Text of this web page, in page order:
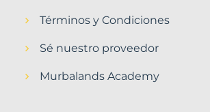
Términos y Condiciones
Sé nuestro proveedor
Murbalands Academy